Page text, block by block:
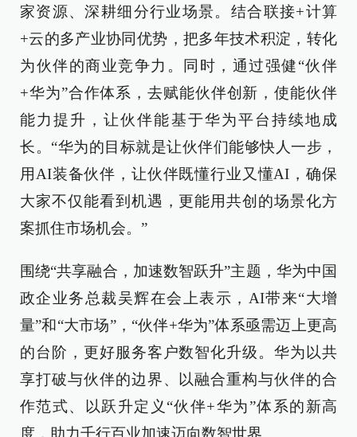
家资源、深耕细分行业场景。结合联接+计算
+云的多产业协同优势，把多年技术积淀，转化
为伙伴的商业竞争力。同时，通过强健“伙伴
+华为”合作体系，去赋能伙伴创新，使能伙伴
能力提升，让伙伴能基于华为平台持续地成
长。“华为的目标就是让伙伴们能够快人一步，
用AI装备伙伴，让伙伴既懂行业又懂AI，确保
大家不仅能看到机遇，更能用共创的场景化方
案抓住市场机会。”
围绕“共享融合，加速数智跃升”主题，华为中国
政企业务总裁吴辉在会上表示，AI带来“大增
量”和“大市场”，“伙伴+华为”体系亟需迈上更高
的台阶，更好服务客户数智化升级。华为以共
享打破与伙伴的边界、以融合重构与伙伴的合
作范式、以跃升定义“伙伴+华为”体系的新高
度，助力千行百业加速迈向数智世界。